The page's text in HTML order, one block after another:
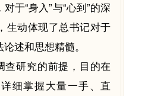
于“身入”与“心到”的深
生动体现了总书记对于
述和思想精髓。
研究的前提，目的在
细掌握大量一手、直